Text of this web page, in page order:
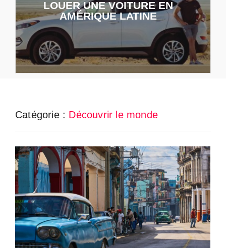
LOUER UNE VOITURE EN
AMÉRIQUE LATINE
Catégorie : Découvrir le monde